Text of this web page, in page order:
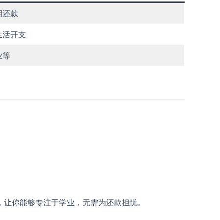
还款
活开支
等
你能够专注于学业，无需为还款担忧。